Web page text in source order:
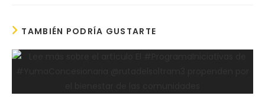
TAMBIÉN PODRÍA GUSTARTE